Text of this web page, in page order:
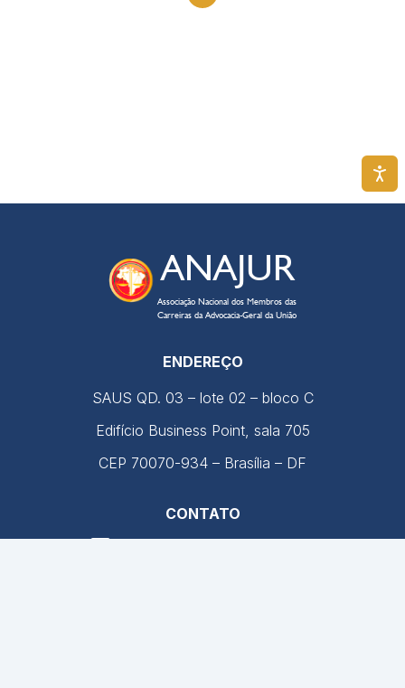
ANAJUR
Associação Nacional dos Membros das
Carreiras da Advocacia-Geral da União
ENDEREÇO
SAUS QD. 03 – lote 02 – bloco C
Edifício Business Point, sala 705
CEP 70070-934 – Brasília – DF
CONTATO